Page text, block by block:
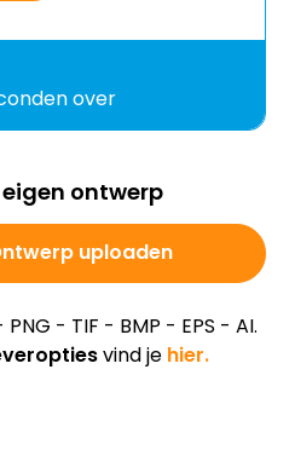
over
ontwerp
uploaden
- TIF - BMP - EPS - AI.
vind je hier.